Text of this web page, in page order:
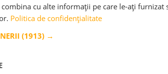
cu alte informații pe care le-ați furnizat
Politica de confidențialitate
(1913) →